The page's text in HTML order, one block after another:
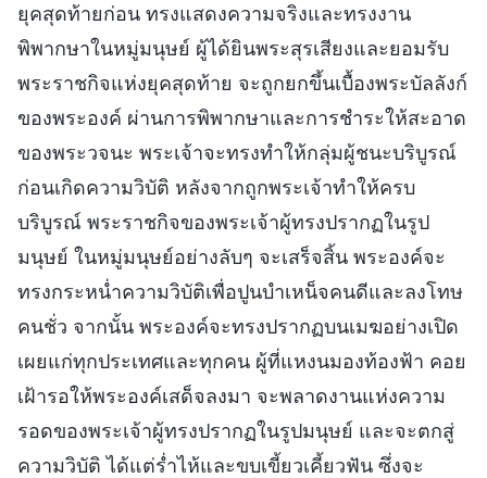
ยุคสุดท้ายก่อน ทรงแสดงความจริงและทรงงาน
พิพากษาในหมู่มนุษย์ ผู้ได้ยินพระสุรเสียงและยอมรับ
พระราชกิจแห่งยุคสุดท้าย จะถูกยกขึ้นเบื้องพระบัลลังก์
ของพระองค์ ผ่านการพิพากษาและการชำระให้สะอาด
ของพระวจนะ พระเจ้าจะทรงทำให้กลุ่มผู้ชนะบริบูรณ์
ก่อนเกิดความวิบัติ หลังจากถูกพระเจ้าทำให้ครบ
บริบูรณ์ พระราชกิจของพระเจ้าผู้ทรงปรากฏในรูป
มนุษย์ ในหมู่มนุษย์อย่างลับๆ จะเสร็จสิ้น พระองค์จะ
ทรงกระหน่ำความวิบัติเพื่อปูนบำเหน็จคนดีและลงโทษ
คนชั่ว จากนั้น พระองค์จะทรงปรากฏบนเมฆอย่างเปิด
เผยแก่ทุกประเทศและทุกคน ผู้ที่แหงนมองท้องฟ้า คอย
เฝ้ารอให้พระองค์เสด็จลงมา จะพลาดงานแห่งความ
รอดของพระเจ้าผู้ทรงปรากฏในรูปมนุษย์ และจะตกสู่
ความวิบัติ ได้แต่ร่ำไห้และขบเขี้ยวเคี้ยวฟัน ซึ่งจะ